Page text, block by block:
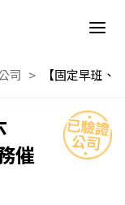
司
催